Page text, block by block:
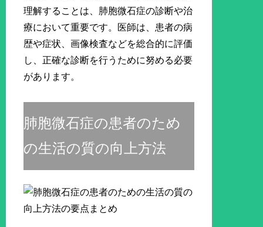
理解することは、肺胞微石症の診断や治
療において重要です。医師は、患者の病
歴や症状、画像検査などを総合的に評価
し、正確な診断を行うために努める必要
があります。
肺胞微石症の患者のため
の生活の質の向上方法